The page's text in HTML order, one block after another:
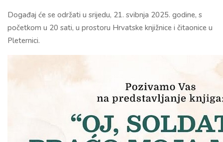
Događaj će se održati u srijedu, 21. svibnja 2025. godine, s
početkom u 20 sati, u prostoru Hrvatske knjižnice i čitaonice u
Pleternici.